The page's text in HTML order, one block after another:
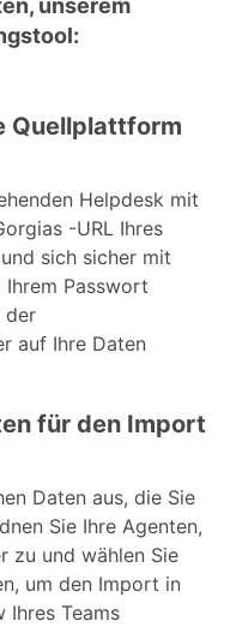
unserem
Quellplattform
Helpdesk mit
-URL Ihres
sich sicher mit
Ihrem Passwort
der
auf Ihre Daten
für den Import
Daten aus, die Sie
Sie Ihre Agenten,
zu und wählen Sie
um den Import in
Ihres Teams